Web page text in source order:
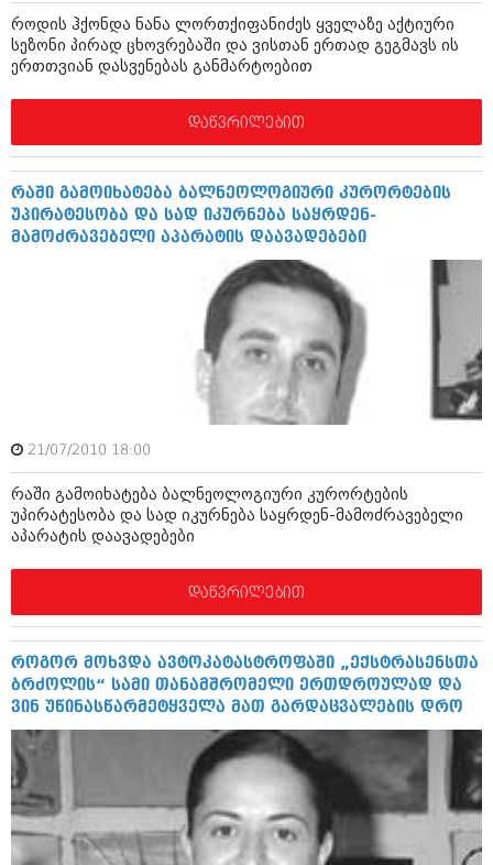
ბიზნესსიახლეები
გვარები
თემიდას სასწორი
იუმორი
კალეიდოსკოპი
ჰოროსკოპი და შეუცნობელი
ქალი და მამაკაცი
ისტორია
სხვადასხვა
აგვისტო 2018 (162)
ივლისი 2018 (223)
ივნისი 2018 (244)
მაისი 2018 (211)
აპრილი 2018 (194)
მარტი 2018 (256)
თებერვალი 2018 (208)
იანვარი 2018 (215)
იუმორი
კალეიდოსკოპი
კრიმინალი
რომანი და დეტექტივი
სახალისო ამბები
სხვადასხვა
ანონსი
არქივი
ნოემბერი 2020 (103)
ოქტომბერი 2020 (209)
სექტემბერი 2020 (204)
აგვისტო 2020 (249)
ივლისი 2020 (204)
ივნისი 2020 (249)
არქივის ზომის ნახვა
როდის ჰქონდა ნანა ლორთქიფანიძეს ყველაზე აქტიური
სეზონი პირად ცხოვრებაში და ვისთან ერთად გეგმავს ის
ერთთვიან დასვენებას განმარტოებით
დაწვრილებით
რაში გამოიხატება ბალნეოლოგიური კურორტების
უპირატესობა და სად იკურნება საყრდენ-
მამოძრავებელი აპარატის დაავადებები
21/07/2010 18:00
რაში გამოიხატება ბალნეოლოგიური კურორტების
უპირატესობა და სად იკურნება საყრდენ-მამოძრავებელი
აპარატის დაავადებები
დაწვრილებით
როგორ მოხვდა ავტოკატასტროფაში „ექსტრასენსთა
ბრძოლის“ სამი თანამშრომელი ერთდროულად და
ვინ უწინასწარმეტყველა მათ გარდაცვალების დრო